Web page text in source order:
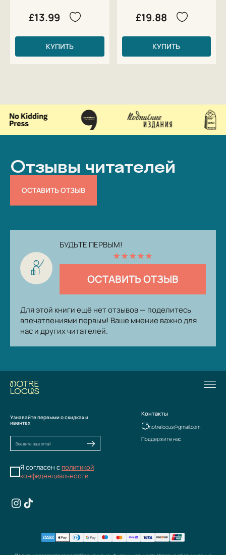
£13.99
КУПИТЬ
£19.88
КУПИТЬ
Отзывы читателей
ОСТАВИТЬ ОТЗЫВ
БУДЬТЕ ПЕРВЫМ!
★★★★★
ОСТАВИТЬ ОТЗЫВ
Для этой книги ещё нет отзывов — поделитесь
впечатлениями первым! Ваше мнение важно для
нас и других читателей.
Узнавайте первыми о скидках и
ивентах
Я согласен с политикой
конфиденциальности
Контакты
notrelocus@gmail.com
Поддержите нас